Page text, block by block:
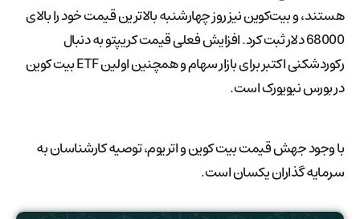
هستند، و بیت‌کوین نیز روز چهارشنبه بالاترین قیمت خود را بالای
68000 دلار ثبت کرد. افزایش فعلی قیمت کریپتو به دنبال
رکوردشکنی اکتبر برای بازار سهام و همچنین اولین ETF بیت کوین
در بورس نیویورک است.
با وجود جهش قیمت بیت کوین و اتریوم، توصیه کارشناسان به
سرمایه گذاران یکسان است.